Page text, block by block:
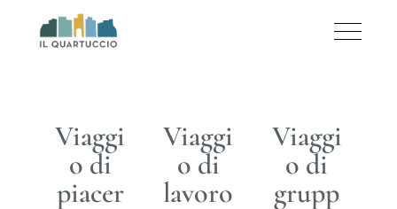
Viaggi
o di
piacer
Viaggi
o di
lavoro
Viaggi
o di
grupp